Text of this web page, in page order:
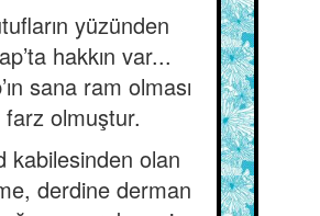
yüzünden
hakkın var...
sana ram olması
farz olmuştur.
kabilesinden olan
derdine derman